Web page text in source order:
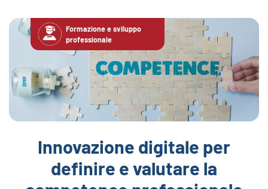
Formazione e sviluppo
professionale
Innovazione digitale per
definire e valutare la